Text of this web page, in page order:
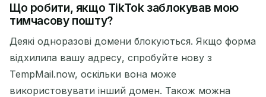
Що робити, якщо TikTok заблокував мою
тимчасову пошту?
Деякі одноразові домени блокуються. Якщо форма
відхилила вашу адресу, спробуйте нову з
TempMail.now, оскільки вона може
використовувати інший домен. Також можна